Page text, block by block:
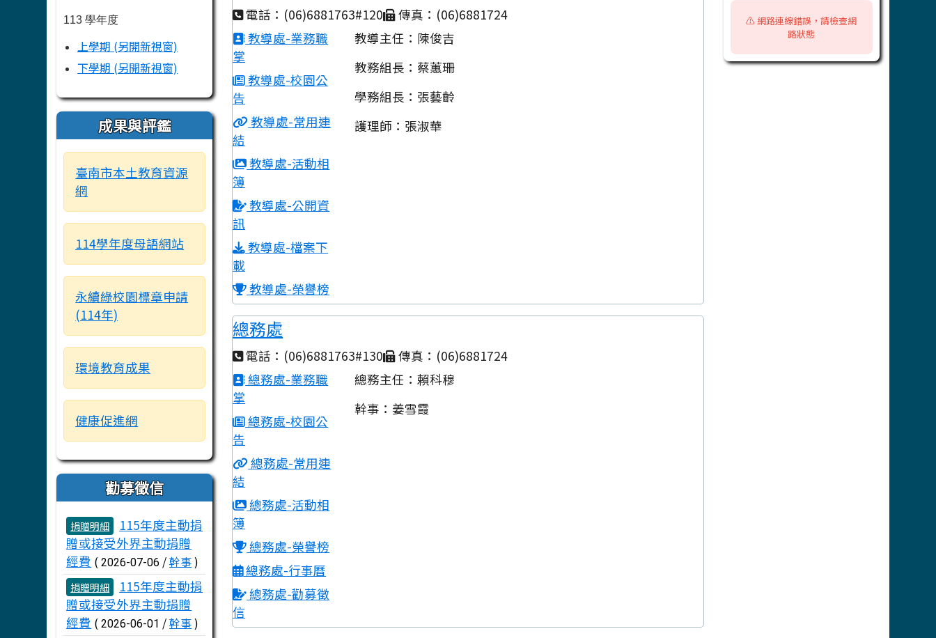
113 學年度
上學期 (另開新視窗)
下學期 (另開新視窗)
成果與評鑑
臺南市本土教育資源
網
114學年度母語網站
永續綠校園標章申請
(114年)
環境教育成果
健康促進網
勸募徵信
文章列表
捐贈明細
115年度主動捐
贈或接受外界主動捐贈
經費 ( 2026-07-06 /幹事)
捐贈明細
115年度主動捐
贈或接受外界主動捐贈
經費 ( 2026-06-01 /幹事)
電話：(06)6881763#120
傳真：(06)6881724
教導處-業務職
掌
教導處-校園公
告
教導處-常用連
結
教導處-活動相
簿
教導處-公開資
訊
教導處-檔案下
載
教導處-榮譽榜
教導主任：陳俊吉
教務組長：蔡蕙珊
學務組長：張藝齡
護理師：張淑華
總務處
電話：(06)6881763#130
傳真：(06)6881724
總務處-業務職
掌
總務處-校園公
告
總務處-常用連
結
總務處-活動相
簿
總務處-榮譽榜
總務處-行事曆
總務處-勸募徵
信
總務主任：賴科穆
幹事：姜雪霞
⚠️ 網路連線錯誤，請檢查網
路狀態